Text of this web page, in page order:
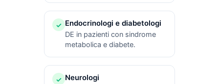
✓ Endocrinologi e diabetologi
DE in pazienti con sindrome
metabolica e diabete.
✓ Neurologi